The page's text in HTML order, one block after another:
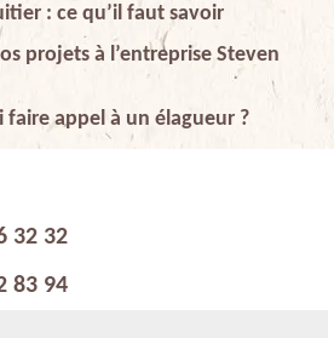
: ce qu’il faut savoir
projets à l’entreprise Steven
faire appel à un élagueur ?
32 32
83 94